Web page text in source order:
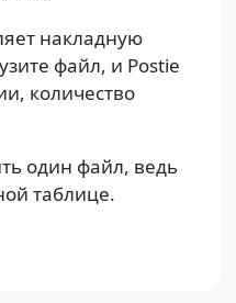
накладную
файл, и Postie
количество
один файл, ведь
таблице.